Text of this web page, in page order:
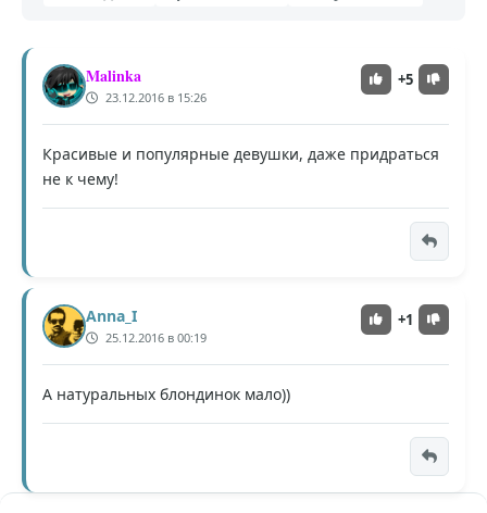
Malinka
23.12.2016 в 15:26
+5
Красивые и популярные девушки, даже придраться
не к чему!
Anna_I
25.12.2016 в 00:19
+1
А натуральных блондинок мало))